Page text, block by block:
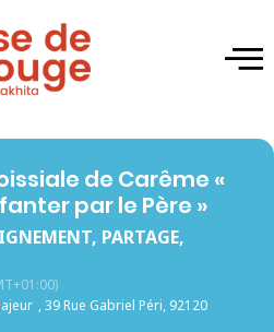
de Carême «
par le Père »
PARTAGE,
, 39 Rue Gabriel Péri, 92120